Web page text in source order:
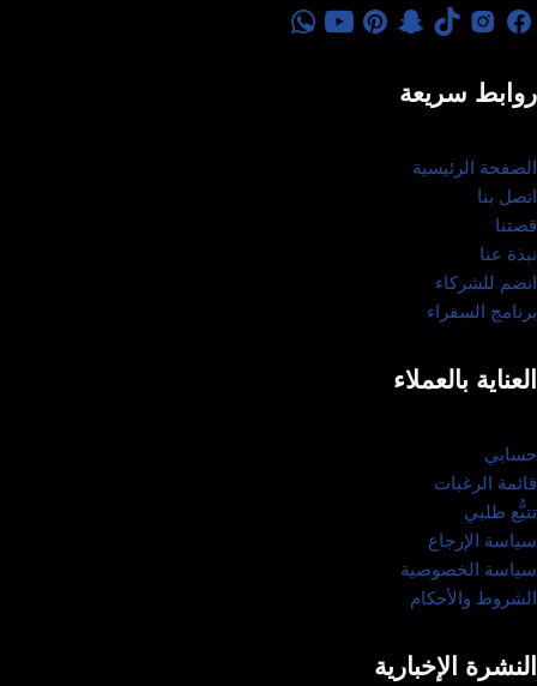
روابط سريعة
الصفحة الرئيسية
اتصل بنا
قصتنا
نبذة عنا
انضم للشركاء
برنامج السفراء
العناية بالعملاء
حسابي
قائمة الرغبات
تتبُّع طلبي
سياسة الإرجاع
سياسة الخصوصية
الشروط والأحكام
النشرة الإخبارية